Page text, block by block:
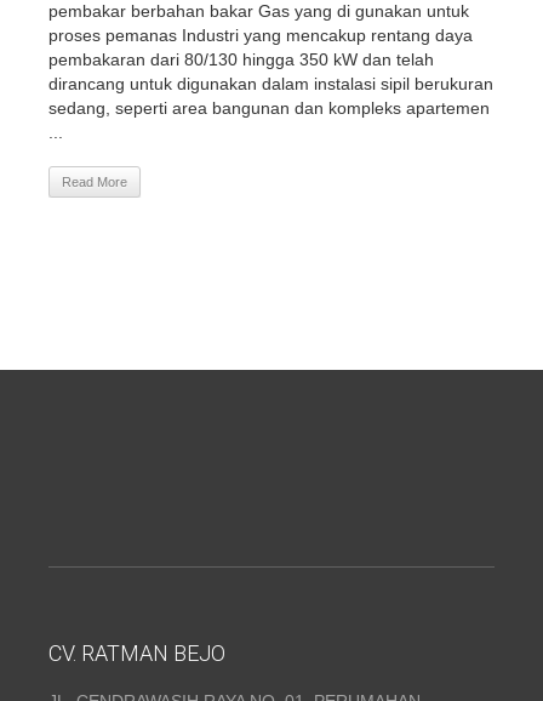
pembakar berbahan bakar Gas yang di gunakan untuk
proses pemanas Industri yang mencakup rentang daya
pembakaran dari 80/130 hingga 350 kW dan telah
dirancang untuk digunakan dalam instalasi sipil berukuran
sedang, seperti area bangunan dan kompleks apartemen
Read More
CV. RATMAN BEJO